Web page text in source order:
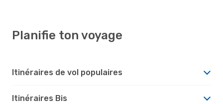
Planifie ton voyage
Itinéraires de vol populaires
Itinéraires Bis